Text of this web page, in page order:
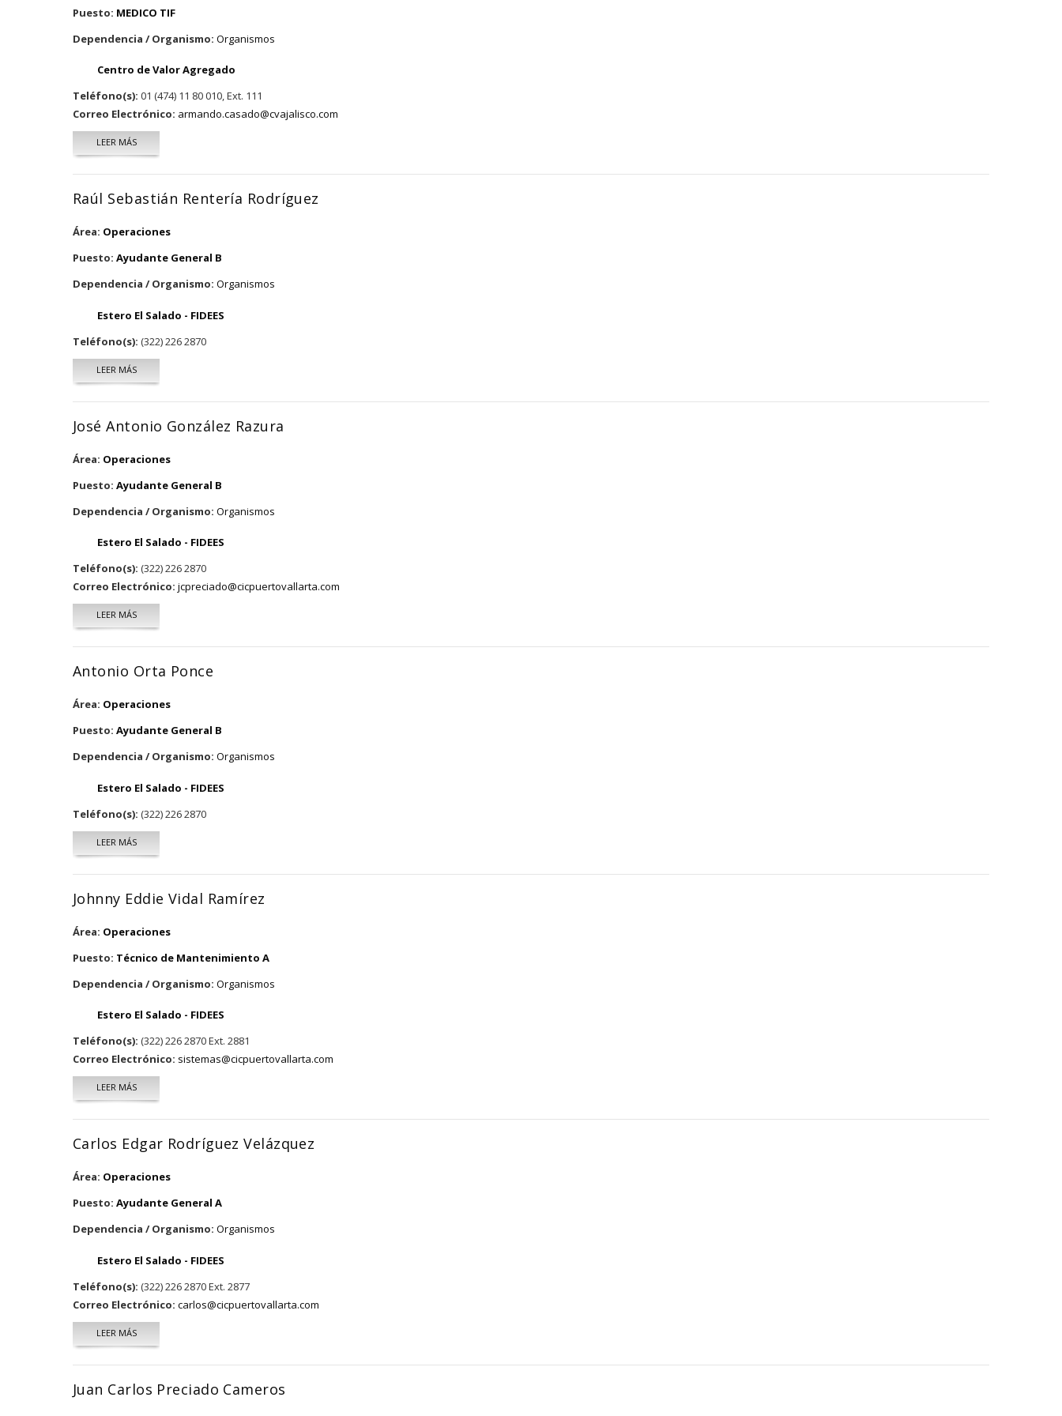
Puesto: MEDICO TIF
Dependencia / Organismo: Organismos
Centro de Valor Agregado
Teléfono(s): 01 (474) 11 80 010, Ext. 111
Correo Electrónico: armando.casado@cvajalisco.com
LEER MÁSSOBRE ARMANDO CASADO RODRÍGUEZ
Raúl Sebastián Rentería Rodríguez
Área: Operaciones
Puesto: Ayudante General B
Dependencia / Organismo: Organismos
Estero El Salado - FIDEES
Teléfono(s): (322) 226 2870
LEER MÁSSOBRE RAÚL SEBASTIÁN RENTERÍA RODRÍGUEZ
José Antonio González Razura
Área: Operaciones
Puesto: Ayudante General B
Dependencia / Organismo: Organismos
Estero El Salado - FIDEES
Teléfono(s): (322) 226 2870
Correo Electrónico: jcpreciado@cicpuertovallarta.com
LEER MÁSSOBRE JOSÉ ANTONIO GONZÁLEZ RAZURA
Antonio Orta Ponce
Área: Operaciones
Puesto: Ayudante General B
Dependencia / Organismo: Organismos
Estero El Salado - FIDEES
Teléfono(s): (322) 226 2870
LEER MÁSSOBRE ANTONIO ORTA PONCE
Johnny Eddie Vidal Ramírez
Área: Operaciones
Puesto: Técnico de Mantenimiento A
Dependencia / Organismo: Organismos
Estero El Salado - FIDEES
Teléfono(s): (322) 226 2870 Ext. 2881
Correo Electrónico: sistemas@cicpuertovallarta.com
LEER MÁSSOBRE JOHNNY EDDIE VIDAL RAMÍREZ
Carlos Edgar Rodríguez Velázquez
Área: Operaciones
Puesto: Ayudante General A
Dependencia / Organismo: Organismos
Estero El Salado - FIDEES
Teléfono(s): (322) 226 2870 Ext. 2877
Correo Electrónico: carlos@cicpuertovallarta.com
LEER MÁSSOBRE CARLOS EDGAR RODRÍGUEZ VELÁZQUEZ
Juan Carlos Preciado Cameros